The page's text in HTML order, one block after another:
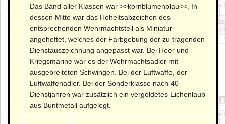
Das Band aller Klassen war >>kornblumenblau<<. In
dessen Mitte war das Hoheitsabzeichen des
entsprechenden Wehrmachtsteil als Miniatur
angeheftet, welches der Farbgebung der zu tragenden
Dienstauszeichnung angepasst war. Bei Heer und
Kriegsmarine war es der Wehrmachtsadler mit
ausgebreiteten Schwingen. Bei der Luftwaffe, der
Luftwaffenadler. Bei der Sonderklasse nach 40
Dienstjahren war zusätzlich ein vergoldetes Eichenlaub
aus Buntmetall aufgelegt.